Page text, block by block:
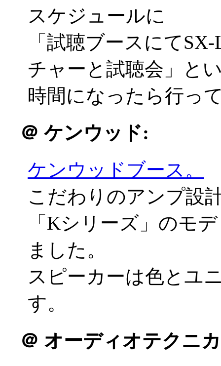
スケジュールに
「試聴ブースにて
チャーと試聴会」と
時間になったら行っ
＠ ケンウッド:
ケンウッドブース。
こだわりのアンプ設
「Kシリーズ」のモ
ました。
スピーカーは色とユ
す。
＠ オーディオテクニ